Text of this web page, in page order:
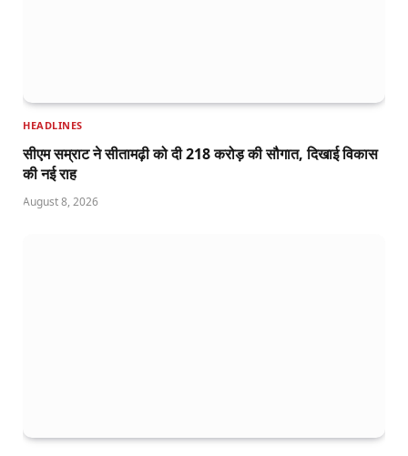
HEADLINES
सीएम सम्राट ने सीतामढ़ी को दी 218 करोड़ की सौगात, दिखाई विकास
की नई राह
August 8, 2026